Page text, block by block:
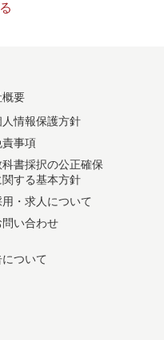
要
人情報保護方針
責事項
科書採択の公正確保
関する基本方針
用・求人について
問い合わせ
について